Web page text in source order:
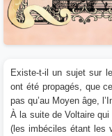
Existe-t-il un sujet sur
ont été propagés, que
pas qu’au Moyen âge,
À la suite de Voltaire
(les imbéciles étant les